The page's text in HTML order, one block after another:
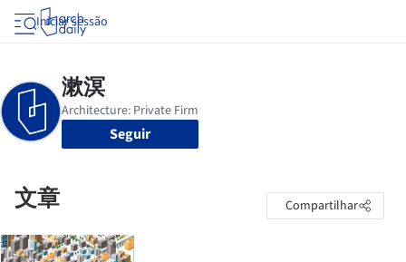
Iniciar sessão
Seguir
文章 Compartilhar